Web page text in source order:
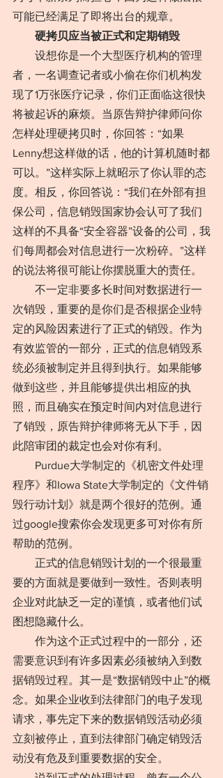
可能已经满足了即将出台的规章。
硬拷贝应当被正式和定期销毁
设想你是一个大型医疗机构的管理
者，一名调查记者或小偷在你们机构发
现了1万张医疗记录，你们正面临这很快
将被起诉的麻烦。当原告辩护律师问你
怎样处理硬拷贝时，你回答：“如果
Lenny想这样做的话，他的计算机随时都
可以。”这样实际上就昭示了你认罪的态
度。相反，你回答说：“我们在外部有担
保公司，信息销毁国家协会认可了我们
这样的不具备“安全容器”设备的公司，我
们每周都会对信息进行一次粉碎。”这样
的说法将很可能让你摆脱重大的责任。
不一定非要多长时间对数据进行一
次销毁，重要的是你们是否根据企业特
定的风险因素进行了正式的销毁。作为
有效监管的一部分，正式的信息销毁系
统必须被制定并且得到执行。如果能够
做到这些，并且能够提供出相应的执
照，而且确实在预定时间内对信息进行
了销毁，原告辩护律师将无从下手，因
此陪审团的裁定也会对你有利。
Purdue大学制定的《机密文件处理
程序》和Iowa State大学制定的《文件销
毁行动计划》就是两个很好的范例。通
过google搜索你会发现更多可对你有所
帮助的范例。
正式的信息销毁计划的一个很最重
要的方面就是要做到一致性。否则表明
企业对此缺乏一定的谨慎，或者他们试
图想隐藏什么。
作为这个正式过程中的一部分，还
需要意识到有许多因素必须被纳入到数
据销毁过程。其一是“数据销毁中止”的概
念。如果企业收到法律部门的电子发现
请求，事先定下来的数据销毁活动必须
立刻被停止，直到法律部门确定销毁活
动没有危及到重要数据的安全。